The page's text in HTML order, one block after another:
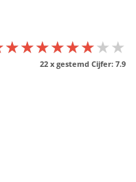
22 x gestemd Cijfer: 7.9